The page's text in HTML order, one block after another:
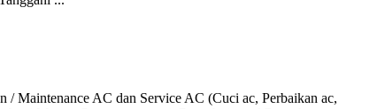
Maintenance AC dan Service AC (Cuci ac, Perbaikan ac,